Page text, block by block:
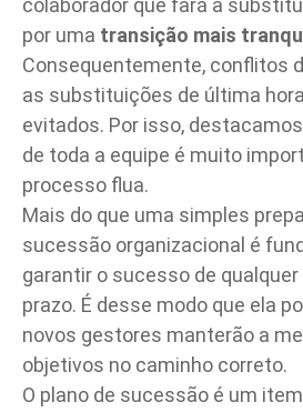
colaborador que fará a
por uma transição mais
Consequentemente, conflitos
as substituições de última
evitados. Por isso,
de toda a equipe é muito
processo flua.
Mais do que uma simples
sucessão organizacional é
garantir o sucesso de
prazo. É desse modo que ela
novos gestores manterão a
objetivos no caminho correto.
O plano de sucessão é um